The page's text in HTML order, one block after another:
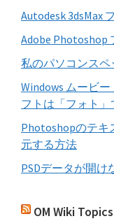
Autodesk 3dsMax
Adobe Photoshop
私のパソコンスペ
Windows ムービ
フトは「フォト」
Photoshopのテキ
元する方法
PSDデータが開
OM Wiki Topics